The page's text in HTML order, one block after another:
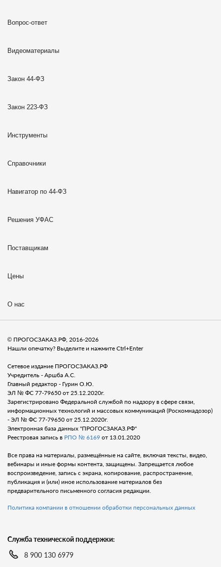
Вопрос-ответ
Видеоматериалы
Закон 44-ФЗ
Закон 223-ФЗ
Инструменты
Справочники
Навигатор по 44-ФЗ
Решения УФАС
Поставщикам
Цены
О нас
© ПРОГОСЗАКАЗ.РФ, 2016-2026
Нашли опечатку? Выделите и нажмите Ctrl+Enter
Сетевое издание ПРОГОСЗАКАЗ.РФ
Учредитель - Аршба А.С.
Главный редактор - Гурин О.Ю.
ЭЛ № ФС 77-79650 от 25.12.2020г.
Зарегистрировано Федеральной службой по надзору в сфере связи,
информационных технологий и массовых коммуникаций (Роскомнадозор)
- ЭЛ № ФС 77-79650 от 25.12.2020г.
Электронная база данных "ПРОГОСЗАКАЗ.РФ"
Реестровая запись в РПО № 6169 от 13.01.2020
Все права на материалы, размещённые на сайте, включая тексты, видео,
вебинары и иные формы контента, защищены. Запрещается любое
воспроизведение, запись с экрана, копирование, распространение,
публикация и (или) иное использование материалов без
предварительного письменного согласия редакции.
Политика компании в отношении обработки персональных данных
Служба технической поддержки:
8 900 130 6979